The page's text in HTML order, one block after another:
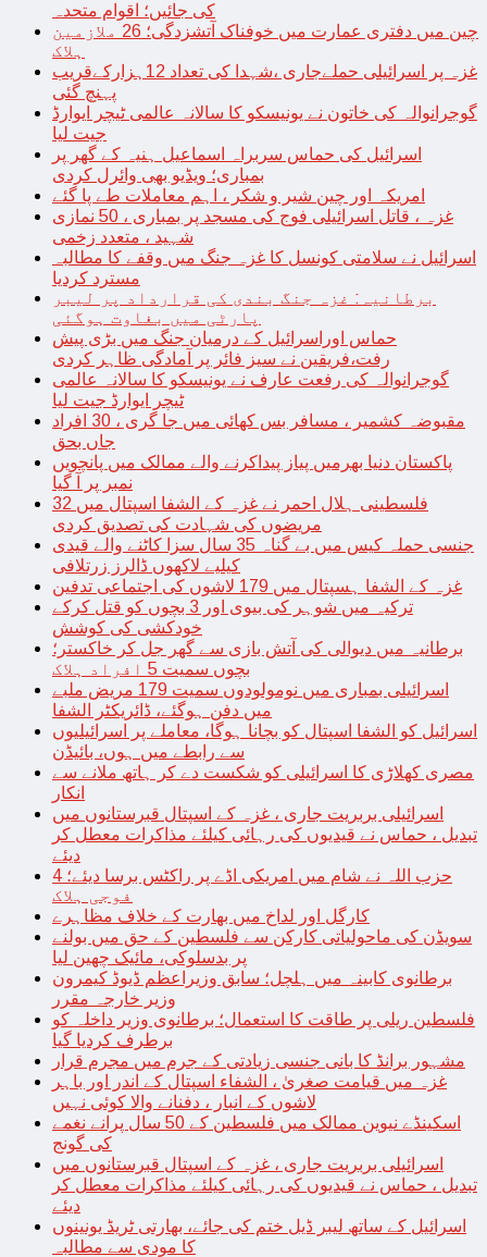
کی جائیں؛ اقوام متحدہ
چین میں دفتری عمارت میں خوفناک آتشزدگی؛ 26 ملازمین
ہلاک
غزہ پر اسرائیلی حملےجاری ،شہدا کی تعداد 12ہزارکےقریب
پہنچ گئی
گوجرانوالہ کی خاتون نے یونیسکو کا سالانہ عالمی ٹیچر ایوارڈ
جیت لیا
اسرائیل کی حماس سربراہ اسماعیل ہنیہ کے گھر پر
بمباری؛ ویڈیو بھی وائرل کردی
امریکہ اور چین شیر و شکر ، اہم معاملات طے پا گئے
غزہ ، قاتل اسرائیلی فوج کی مسجد پر بمباری ، 50 نمازی
شہید ، متعدد زخمی
اسرائیل نے سلامتی کونسل کا غزہ جنگ میں وقفے کا مطالبہ
مسترد کردیا
برطانیہ: غزہ جنگ بندی کی قرارداد پر لیبر
پارٹی میں بغاوت ہوگئی
حماس اوراسرائیل کے درمیان جنگ میں بڑی پیش
رفت،فریقین نے سیز فائر پر آمادگی ظاہر کردی
گوجرانوالہ کی رفعت عارف نے یونیسکو کا سالانہ عالمی
ٹیچر ایوارڈ جیت لیا
مقبوضہ کشمیر ، مسافر بس کھائی میں جا گری ، 30 افراد
جاں بحق
پاکستان دنیا بھرمیں پیاز پیداکرنے والے ممالک میں پانچویں
نمبر پر آ گیا
فلسطینی ہلال احمر نے غزہ کے الشفا اسپتال میں 32
مریضوں کی شہادت کی تصدیق کردی
جنسی حملہ کیس میں بے گناہ 35 سال سزا کاٹنے والے قیدی
کیلیے لاکھوں ڈالرز زرتلافی
غزہ کے الشفا ہسپتال میں 179 لاشوں کی اجتماعی تدفین
ترکیہ میں شوہر کی بیوی اور 3 بچوں کو قتل کرکے
خودکشی کی کوشش
برطانیہ میں دیوالی کی آتش بازی سے گھر جل کر خاکستر؛
بچوں سمیت 5 افراد ہلاک
اسرائیلی بمباری میں نومولودوں سمیت 179 مریض ملبے
میں دفن ہوگئے، ڈائریکٹر الشفا
اسرائیل کو الشفا اسپتال کو بچانا ہوگا، معاملے پر اسرائیلیوں
سے رابطے میں ہوں، بائیڈن
مصری کھلاڑی کا اسرائیلی کو شکست دے کر ہاتھ ملانے سے
انکار
اسرائیلی بربریت جاری ، غزہ کے اسپتال قبرستانوں میں
تبدیل ، حماس نے قیدیوں کی رہائی کیلئے مذاکرات معطل کر
دیئے
حزب اللہ نے شام میں امریکی اڈے پر راکٹس برسا دیئے؛ 4
فوجی ہلاک
کارگل اور لداخ میں بھارت کے خلاف مظاہرے
سویڈن کی ماحولیاتی کارکن سے فلسطین کے حق میں بولنے
پر بدسلوکی، مائیک چھین لیا
برطانوی کابینہ میں ہلچل؛ سابق وزیراعظم ڈیوڈ کیمرون
وزیر خارجہ مقرر
فلسطین ریلی پر طاقت کا استعمال؛ برطانوی وزیر داخلہ کو
برطرف کردیا گیا
مشہور برانڈ کا بانی جنسی زیادتی کے جرم میں مجرم قرار
غزہ میں قیامت صغریٰ ، الشفاء اسپتال کے اندر اور باہر
لاشوں کے انبار ، دفنانے والا کوئی نہیں
اسکینڈے نیوین ممالک میں فلسطین کے 50 سال پرانے نغمے
کی گونج
اسرائیلی بربریت جاری ، غزہ کے اسپتال قبرستانوں میں
تبدیل ، حماس نے قیدیوں کی رہائی کیلئے مذاکرات معطل کر
دیئے
اسرائیل کے ساتھ لیبر ڈیل ختم کی جائے، بھارتی ٹریڈ یونینوں
کا مودی سے مطالبہ